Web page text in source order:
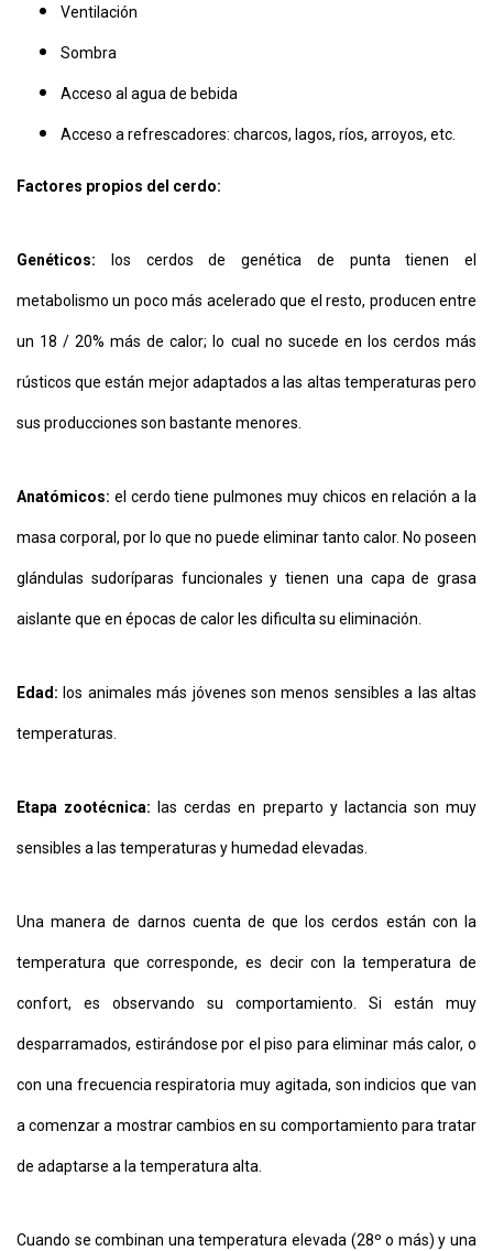
Ventilación
Sombra
Acceso al agua de bebida
Acceso a refrescadores: charcos, lagos, ríos, arroyos, etc.
Factores propios del cerdo:
Genéticos: los cerdos de genética de punta tienen el
metabolismo un poco más acelerado que el resto, producen entre
un 18 / 20% más de calor; lo cual no sucede en los cerdos más
rústicos que están mejor adaptados a las altas temperaturas pero
sus producciones son bastante menores.
Anatómicos: el cerdo tiene pulmones muy chicos en relación a la
masa corporal, por lo que no puede eliminar tanto calor. No poseen
glándulas sudoríparas funcionales y tienen una capa de grasa
aislante que en épocas de calor les dificulta su eliminación.
Edad: los animales más jóvenes son menos sensibles a las altas
temperaturas.
Etapa zootécnica: las cerdas en preparto y lactancia son muy
sensibles a las temperaturas y humedad elevadas.
Una manera de darnos cuenta de que los cerdos están con la
temperatura que corresponde, es decir con la temperatura de
confort, es observando su comportamiento. Si están muy
desparramados, estirándose por el piso para eliminar más calor, o
con una frecuencia respiratoria muy agitada, son indicios que van
a comenzar a mostrar cambios en su comportamiento para tratar
de adaptarse a la temperatura alta.
Cuando se combinan una temperatura elevada (28º o más) y una